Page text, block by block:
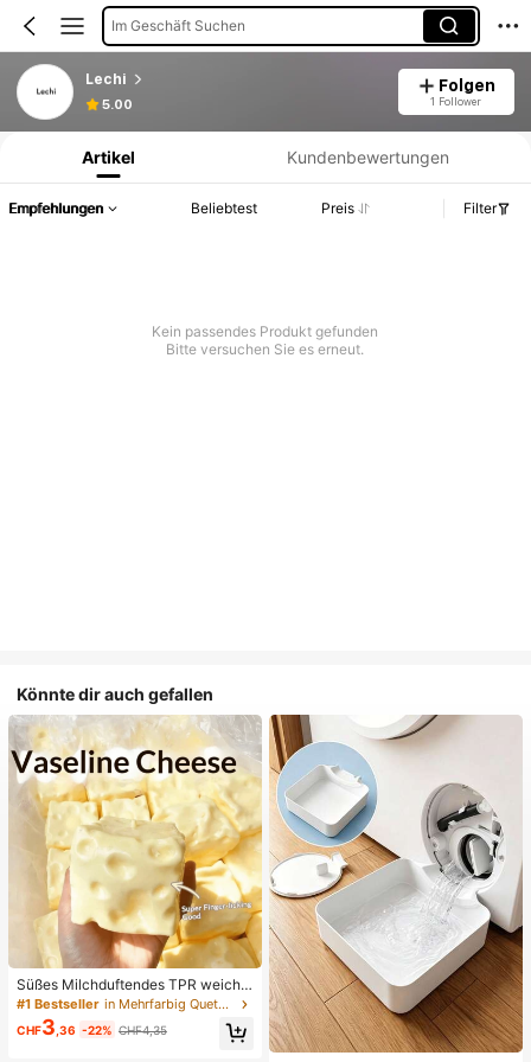
Im Geschäft Suchen
Lechi
5.00
Folgen
1 Follower
Produktinformation: Preisangabe, Verkaufs- und Lagerbestandsdetails.
Artikel Kundenbewertungen
Empfehlungen Beliebtest Preis Filter
Kein passendes Produkt gefunden
Bitte versuchen Sie es erneut.
Könnte dir auch gefallen
Süßes Milchduftendes TPR weiche
s quetschbares Dumpling-förmiges
Stressabbau-Spielzeug, 5cm niedli
ches lustiges Quetsch-Stressabbau
#1 Bestseller in Mehrfarbig Quetschspielzeug für Teenager
CHF3 ,36 -22% CHF4,35